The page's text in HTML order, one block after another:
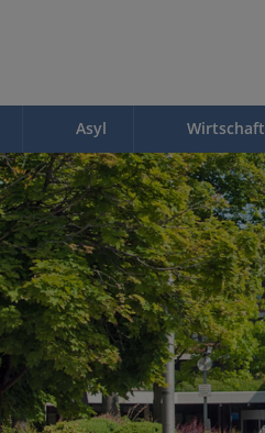
Asyl Wirtschaft